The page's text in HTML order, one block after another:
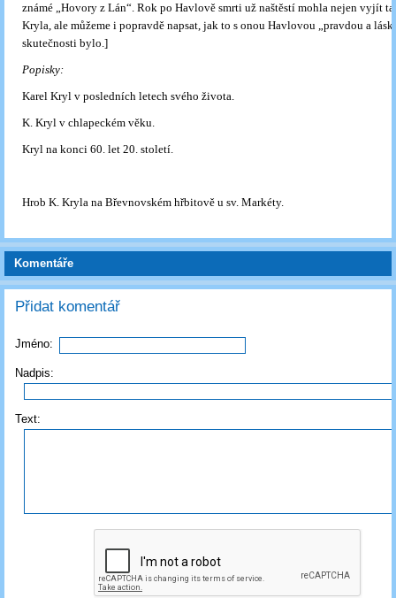
známé „Hovory z Lán“. Rok po Havlově smrti už naštěstí mohla nejen vyjít
Kryla, ale můžeme i popravdě napsat, jak to s onou Havlovou „pravdou a
skutečnosti bylo.]
Popisky:
Karel Kryl v posledních letech svého života.
K. Kryl v chlapeckém věku.
Kryl na konci 60. let 20. století.
Hrob K. Kryla na Břevnovském hřbitově u sv. Markéty.
Komentáře
Přidat komentář
Jméno:
Nadpis:
Text: